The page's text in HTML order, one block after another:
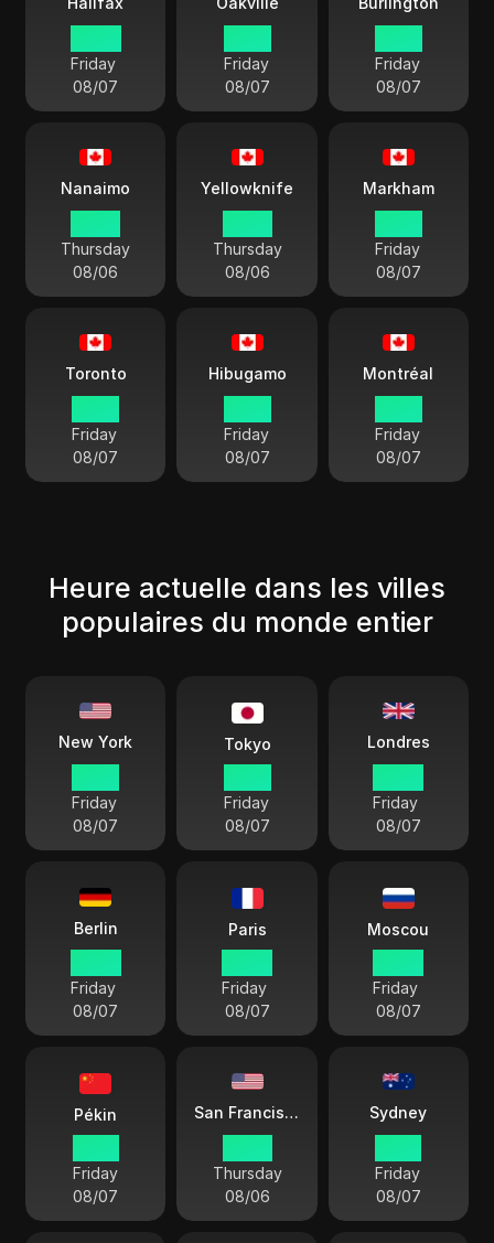
Friday
08/07
Friday
08/07
Friday
08/07
Nanaimo
Thursday
08/06
Yellowknife
Thursday
08/06
Markham
Friday
08/07
Toronto
Friday
08/07
Hibugamo
Friday
08/07
Montréal
Friday
08/07
Heure actuelle dans les villes
populaires du monde entier
New York
Friday
08/07
Tokyo
Friday
08/07
Londres
Friday
08/07
Berlin
Friday
08/07
Paris
Friday
08/07
Moscou
Friday
08/07
Pékin
Friday
08/07
San Francisco
Thursday
08/06
Sydney
Friday
08/07